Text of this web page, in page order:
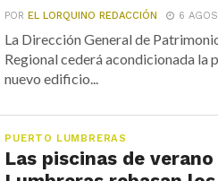
POREL LORQUINO REDACCIÓN 6
La Dirección General de
Regional cederá acondicionada la
nuevo edificio...
PUERTO LUMBRERAS
Las piscinas de